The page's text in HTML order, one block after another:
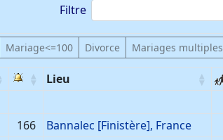
Filtre
Mariage<=100 Divorce Mariages multiples
Lieu
166 Bannalec [Finistère], France